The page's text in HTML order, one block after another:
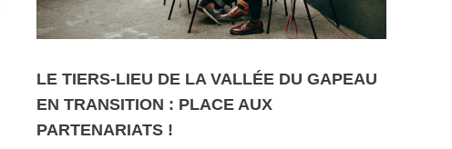
LE TIERS-LIEU DE LA VALLÉE DU GAPEAU
EN TRANSITION : PLACE AUX
PARTENARIATS !